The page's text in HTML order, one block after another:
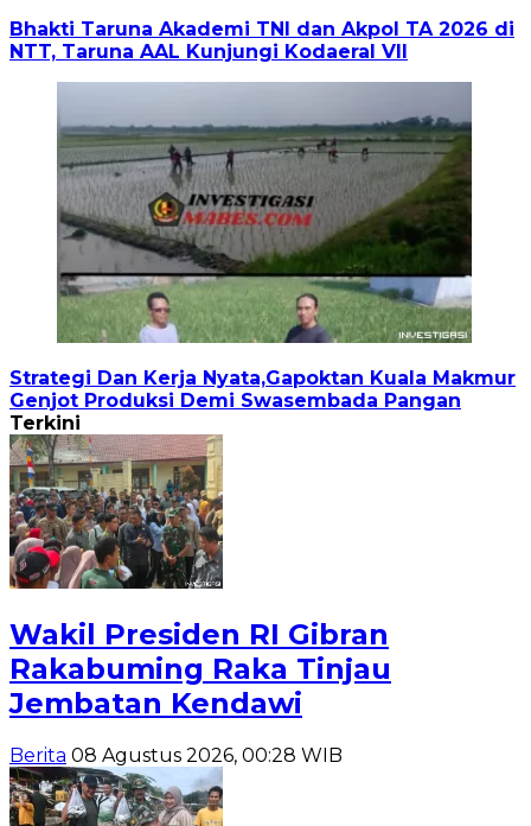
Bhakti Taruna Akademi TNI dan Akpol TA 2026 di
NTT, Taruna AAL Kunjungi Kodaeral VII
Strategi Dan Kerja Nyata,Gapoktan Kuala Makmur
Genjot Produksi Demi Swasembada Pangan
Terkini
Wakil Presiden RI Gibran
Rakabuming Raka Tinjau
Jembatan Kendawi
Berita 08 Agustus 2026, 00:28 WIB